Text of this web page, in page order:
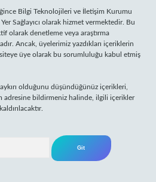
Bilgi Teknolojileri ve İletişim Kurumu
Sağlayıcı olarak hizmet vermektedir. Bu
olarak denetleme veya araştırma
Ancak, üyelerimiz yazdıkları içeriklerin
üye olarak bu sorumluluğu kabul etmiş
olduğunu düşündüğünüz içerikleri,
adresine bildirmeniz halinde, ilgili içerikler